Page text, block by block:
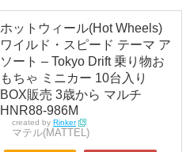
ホットウィール(Hot Wheels)
ワイルド・スピード テーマ ア
ソート – Tokyo Drift 乗り物お
もちゃ ミニカー 10台入り
BOX販売 3歳から マルチ
HNR88-986M
created by Rinker
マテル(MATTEL)